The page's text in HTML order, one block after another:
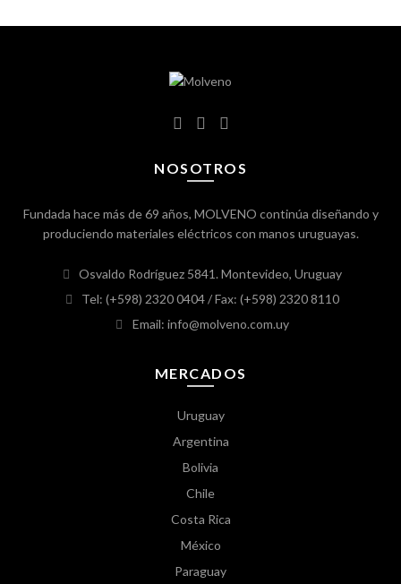
NOSOTROS
Fundada hace más de 69 años, MOLVENO continúa diseñando y
produciendo materiales eléctricos con manos uruguayas.
Osvaldo Rodríguez 5841. Montevideo, Uruguay
Tel: (+598) 2320 0404/ Fax: (+598) 2320 8110
Email: info@molveno.com.uy
MERCADOS
Uruguay
Argentina
Bolivia
Chile
Costa Rica
México
Paraguay